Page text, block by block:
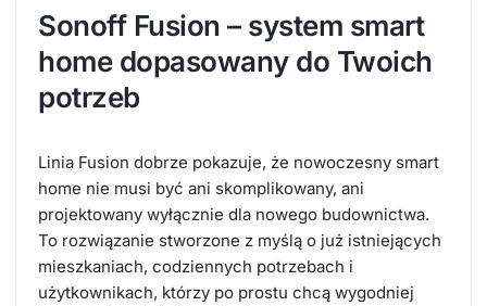
Sonoff Fusion – system smart
home dopasowany do Twoich
potrzeb
Linia Fusion dobrze pokazuje, że nowoczesny smart
home nie musi być ani skomplikowany, ani
projektowany wyłącznie dla nowego budownictwa.
To rozwiązanie stworzone z myślą o już istniejących
mieszkaniach, codziennych potrzebach i
użytkownikach, którzy po prostu chcą wygodniej